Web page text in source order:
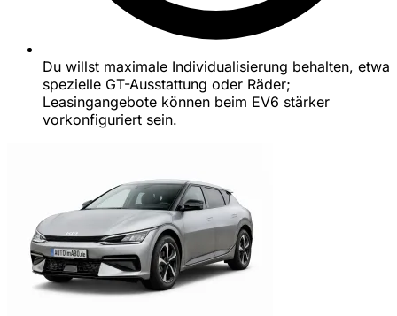
Du willst maximale Individualisierung behalten, etwa
spezielle GT-Ausstattung oder Räder;
Leasingangebote können beim EV6 stärker
vorkonfiguriert sein.